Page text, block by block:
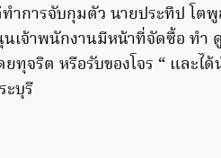
ำการจับกุมตัว นายประทีป โต
เจ้าพนักงานมีหน้าที่จัดซื้อ ทำ
จริต หรือรับของโจร “ และไ
บุรี